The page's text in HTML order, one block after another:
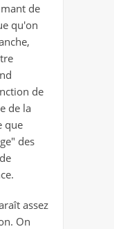
de
qu'on
de
de la
que
des
assez
On